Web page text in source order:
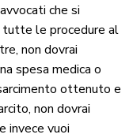
che si
tutte le procedure al
non dovrai
spesa medica o
ottenuto e
non dovrai
invece vuoi